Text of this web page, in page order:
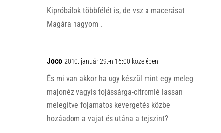
Kipróbálok többfélét is, de vsz a macerásat
Magára hagyom .
Joco 2010. január 29.-n 16:00 közelében
És mi van akkor ha ugy készül mint egy meleg
majonéz vagyis tojássárga-citromlé lassan
melegitve fojamatos kevergetés közbe
hozáadom a vajat és utána a tejszint?